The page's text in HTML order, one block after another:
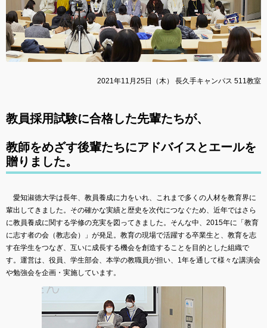
2021年11月25日（木） 長久手キャンパス 511教室
教員採用試験に合格した先輩たちが、
教師をめざす後輩たちにアドバイスとエールを
贈りました。
愛知淑徳大学は長年、教員養成に力をいれ、これまで多くの人材を教育界に
輩出してきました。その確かな実績と歴史を次代につなぐため、近年ではさら
に教員養成に関する学修の充実を図ってきました。そんな中、2015年に「教育
に志す者の会（教志会）」が発足。教育の現場で活躍する卒業生と、教育を志
す在学生をつなぎ、互いに成長する機会を創造することを目的とした組織で
す。運営は、役員、学生部会、本学の教職員が担い、1年を通して様々な講演会
や勉強会を企画・実施しています。